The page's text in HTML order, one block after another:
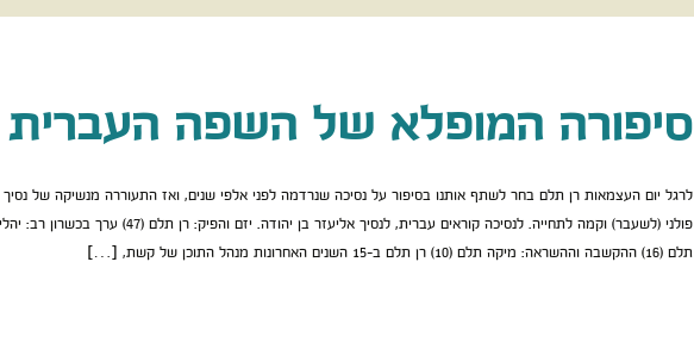
סיפורה המופלא של השפה העברית
לרגל יום העצמאות רן תלם בחר לשתף אותנו בסיפור על נסיכה שנרדמה לפני אלפי שנים, ואז התעוררה מנשיקה של נסיך
פולני (לשעבר) וקמה לתחייה. לנסיכה קוראים עברית, לנסיך אליעזר בן יהודה. יזם והפיק: רן תלם (47) ערך בכשרון רב:
תלם (16) ההקשבה וההשראה: מיקה תלם (10) רן תלם ב-15 השנים האחרונות מנהל התוכן של קשת, […]